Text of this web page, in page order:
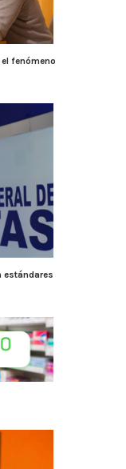
fenómeno
estándares